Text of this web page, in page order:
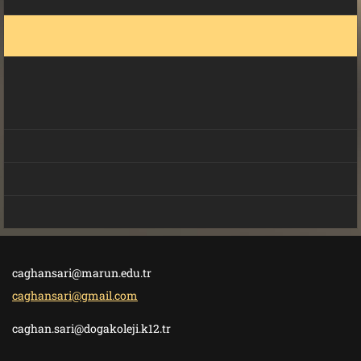
caghansari@marun.edu.tr
caghansari@gmail.com
caghan.sari@dogakoleji.k12.tr